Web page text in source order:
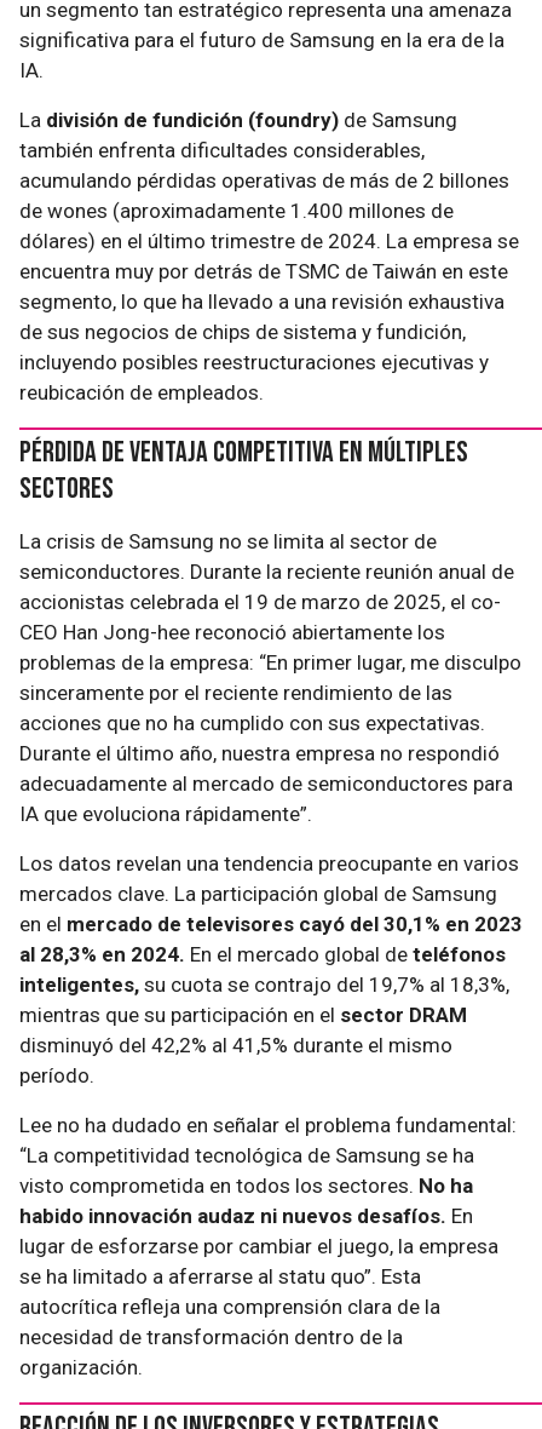
un segmento tan estratégico representa una amenaza
significativa para el futuro de Samsung en la era de la
IA.
La división de fundición (foundry) de Samsung
también enfrenta dificultades considerables,
acumulando pérdidas operativas de más de 2 billones
de wones (aproximadamente 1.400 millones de
dólares) en el último trimestre de 2024. La empresa se
encuentra muy por detrás de TSMC de Taiwán en este
segmento, lo que ha llevado a una revisión exhaustiva
de sus negocios de chips de sistema y fundición,
incluyendo posibles reestructuraciones ejecutivas y
reubicación de empleados.
Pérdida de Ventaja Competitiva en Múltiples
Sectores
La crisis de Samsung no se limita al sector de
semiconductores. Durante la reciente reunión anual de
accionistas celebrada el 19 de marzo de 2025, el co-
CEO Han Jong-hee reconoció abiertamente los
problemas de la empresa: “En primer lugar, me disculpo
sinceramente por el reciente rendimiento de las
acciones que no ha cumplido con sus expectativas.
Durante el último año, nuestra empresa no respondió
adecuadamente al mercado de semiconductores para
IA que evoluciona rápidamente”.
Los datos revelan una tendencia preocupante en varios
mercados clave. La participación global de Samsung
en el mercado de televisores cayó del 30,1% en 2023
al 28,3% en 2024. En el mercado global de teléfonos
inteligentes, su cuota se contrajo del 19,7% al 18,3%,
mientras que su participación en el sector DRAM
disminuyó del 42,2% al 41,5% durante el mismo
período.
Lee no ha dudado en señalar el problema fundamental:
“La competitividad tecnológica de Samsung se ha
visto comprometida en todos los sectores. No ha
habido innovación audaz ni nuevos desafíos. En
lugar de esforzarse por cambiar el juego, la empresa
se ha limitado a aferrarse al statu quo”. Esta
autocrítica refleja una comprensión clara de la
necesidad de transformación dentro de la
organización.